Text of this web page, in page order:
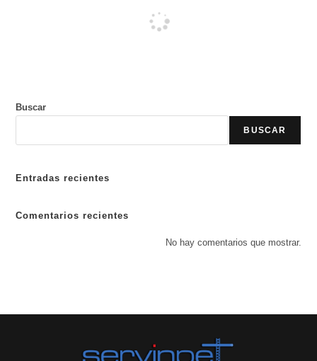
Buscar
BUSCAR
Entradas recientes
Comentarios recientes
No hay comentarios que mostrar.